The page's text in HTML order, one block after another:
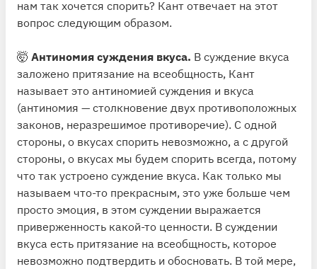
нам так хочется спорить? Кант отвечает на этот
вопрос следующим образом.
🤯 Антиномия суждения вкуса. В суждение вкуса
заложено притязание на всеобщность, Кант
называет это антиномией суждения и вкуса
(антиномия — столкновение двух противоположных
законов, неразрешимое противоречие). С одной
стороны, о вкусах спорить невозможно, а с другой
стороны, о вкусах мы будем спорить всегда, потому
что так устроено суждение вкуса. Как только мы
называем что-то прекрасным, это уже больше чем
просто эмоция, в этом суждении выражается
приверженность какой-то ценности. В суждении
вкуса есть притязание на всеобщность, которое
невозможно подтвердить и обосновать. В той мере,